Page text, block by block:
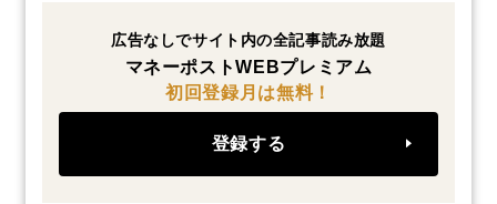
広告なしでサイト内の全記事読み放題
マネーポストWEBプレミアム
初回登録月は無料！
登録する